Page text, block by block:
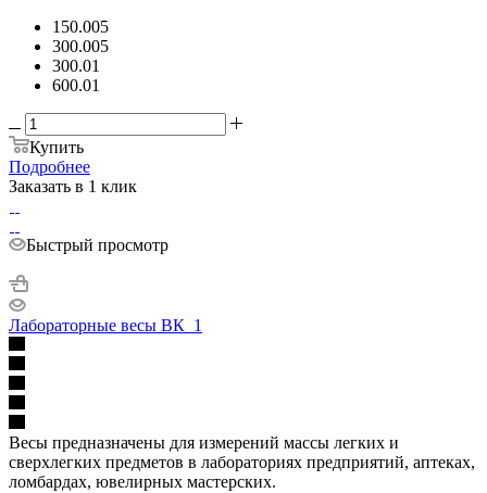
150.005
300.005
300.01
600.01
Купить
Подробнее
Заказать в 1 клик
Быстрый просмотр
Лабораторные весы ВК_1
Весы предназначены для измерений массы легких и
сверхлегких предметов в лабораториях предприятий, аптеках,
ломбардах, ювелирных мастерских.